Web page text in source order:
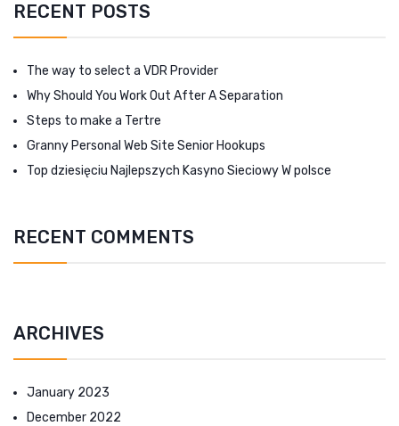
RECENT POSTS
The way to select a VDR Provider
Why Should You Work Out After A Separation
Steps to make a Tertre
Granny Personal Web Site Senior Hookups
Top dziesięciu Najlepszych Kasyno Sieciowy W polsce
RECENT COMMENTS
ARCHIVES
January 2023
December 2022